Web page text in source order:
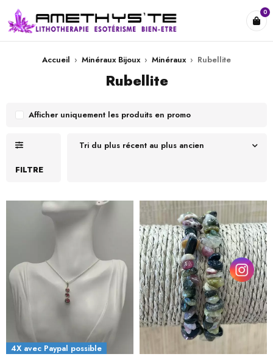
0
Accueil › Minéraux Bijoux › Minéraux › Rubellite
Rubellite
FILTRE
Tri du plus récent au plus ancien
Afficher uniquement les produits en promo
4X avec Paypal possible